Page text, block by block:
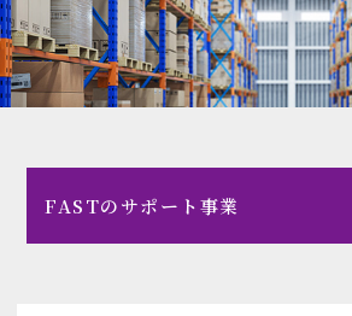
FASTのサポート事業